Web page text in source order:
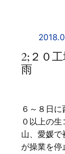
2;２０
雨
６～８日
０以上の
山、愛媛で
が操業を停